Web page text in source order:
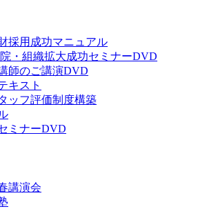
採用成功マニュアル
・組織拡大成功セミナーDVD
師のご講演DVD
キスト
ッフ評価制度構築
ミナーDVD
講演会